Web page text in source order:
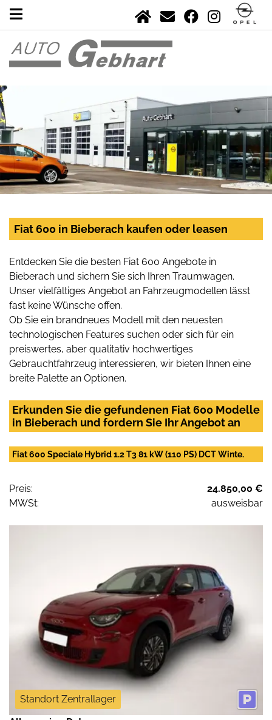
Fiat 600 in Bieberach kaufen oder leasen
Entdecken Sie die besten Fiat 600 Angebote in
Bieberach und sichern Sie sich Ihren Traumwagen.
Unser vielfältiges Angebot an Fahrzeugmodellen lässt
fast keine Wünsche offen.
Ob Sie ein brandneues Modell mit den neuesten
technologischen Features suchen oder sich für ein
preiswertes, aber qualitativ hochwertiges
Gebrauchtfahrzeug interessieren, wir bieten Ihnen eine
breite Palette an Optionen.
Erkunden Sie die gefundenen Fiat 600 Modelle
in Bieberach und fordern Sie Ihr Angebot an
Fiat 600 Speciale Hybrid 1.2 T3 81 kW (110 PS) DCT Winte.
Preis:
24.850,00 €
MWSt:
ausweisbar
Standort Zentrallager